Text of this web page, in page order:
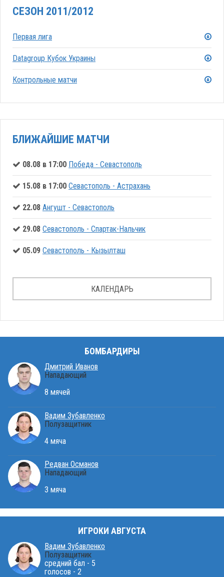
СЕЗОН 2011/2012
Первая лига
Datagroup Кубок Украины
Контрольные матчи
БЛИЖАЙШИЕ МАТЧИ
08.08 в 17:00 Победа - Севастополь
15.08 в 17:00 Севастополь - Астрахань
22.08 Ангушт - Севастополь
29.08 Севастополь - Спартак-Нальчик
05.09 Севастополь - Кызылташ
КАЛЕНДАРЬ
БОМБАРДИРЫ
Дмитрий Иванов
Нападающий
8 мячей
Вадим Зубавленко
Полузащитник
4 мяча
Редван Османов
Нападающий
3 мяча
ИГРОКИ АВГУСТА
Вадим Зубавленко
Полузащитник
средний бал - 5
голосов - 2